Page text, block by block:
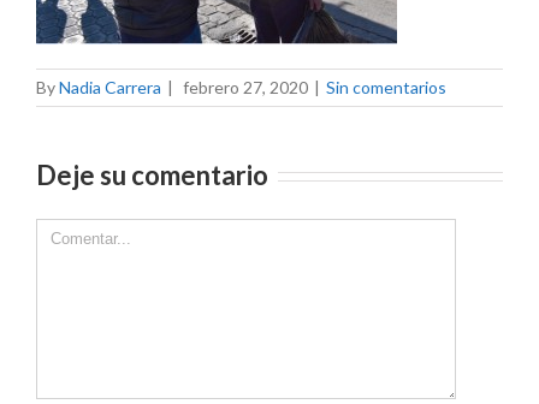
ByNadia Carrera | febrero 27, 2020 | Sin comentarios
Deje su comentario
Comment